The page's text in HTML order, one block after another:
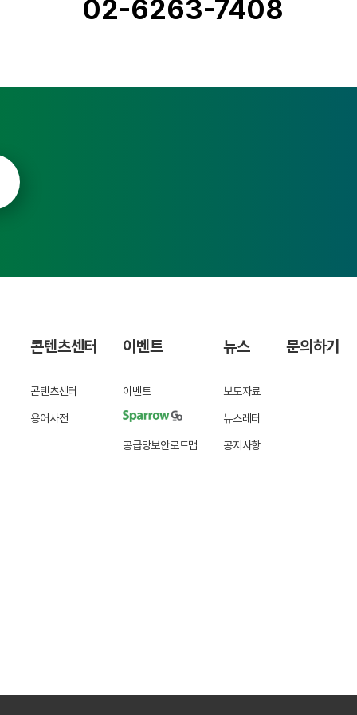
02-6263-7408
콘텐츠센터
콘텐츠센터
용어사전
이벤트
이벤트
공급망보안로드맵
뉴스
보도자료
뉴스레터
공지사항
문의하기